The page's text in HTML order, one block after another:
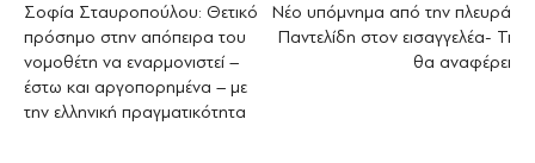
Σοφία Σταυροπούλου: Θετικό
πρόσημο στην απόπειρα του
νομοθέτη να εναρμονιστεί –
έστω και αργοπορημένα – με
την ελληνική πραγματικότητα
Νέο υπόμνημα από την πλευρά
Παντελίδη στον εισαγγελέα- Τι
θα αναφέρει